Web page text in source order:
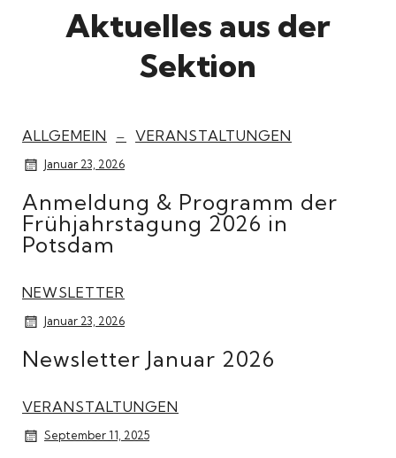
Aktuelles aus der
Sektion
ALLGEMEIN – VERANSTALTUNGEN
Januar 23, 2026
Anmeldung & Programm der
Frühjahrstagung 2026 in
Potsdam
NEWSLETTER
Januar 23, 2026
Newsletter Januar 2026
VERANSTALTUNGEN
September 11, 2025